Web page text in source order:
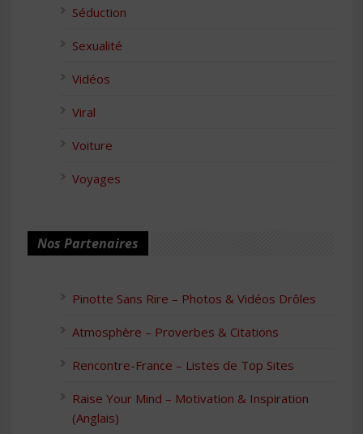
Séduction
Sexualité
Vidéos
Viral
Voiture
Voyages
Nos Partenaires
Pinotte Sans Rire – Photos & Vidéos Drôles
Atmosphère – Proverbes & Citations
Rencontre-France – Listes de Top Sites
Raise Your Mind – Motivation & Inspiration
(Anglais)